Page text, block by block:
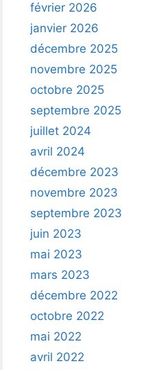
février 2026
janvier 2026
décembre 2025
novembre 2025
octobre 2025
septembre 2025
juillet 2024
avril 2024
décembre 2023
novembre 2023
septembre 2023
juin 2023
mai 2023
mars 2023
décembre 2022
octobre 2022
mai 2022
avril 2022